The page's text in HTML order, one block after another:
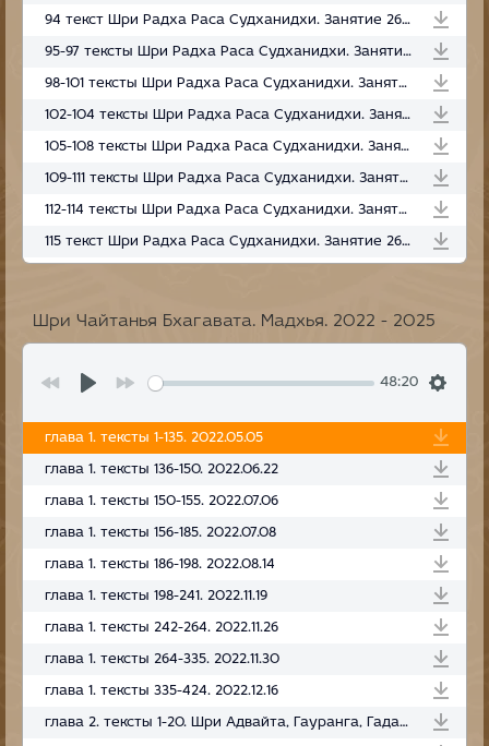
94 текст Шри Радха Раса Судханидхи. Занятие 261. Радха кунда. 13.03.2025
95-97 тексты Шри Радха Раса Судханидхи. Занятие 262. Радха кунда. 17.03.2025
98-101 тексты Шри Радха Раса Судханидхи. Занятие 263. Радха кунда. 22.03.2025
102-104 тексты Шри Радха Раса Судханидхи. Занятие 264. Радха кунда. 31.03.2025
105-108 тексты Шри Радха Раса Судханидхи. Занятие 265. 03.04.2025
109-111 тексты Шри Радха Раса Судханидхи. Занятие 266. 10.24.2025
112-114 тексты Шри Радха Раса Судханидхи. Занятие 267, 2025.11.20
115 текст Шри Радха Раса Судханидхи. Занятие 268, 2026.02.13 (Радхакунда)
Шри Чайтанья Бхагавата. Мадхья. 2022 - 2025
48:20
глава 1. тексты 1-135. 2022.05.05
глава 1. тексты 136-150. 2022.06.22
глава 1. тексты 150-155. 2022.07.06
глава 1. тексты 156-185. 2022.07.08
глава 1. тексты 186-198. 2022.08.14
глава 1. тексты 198-241. 2022.11.19
глава 1. тексты 242-264. 2022.11.26
глава 1. тексты 264-335. 2022.11.30
глава 1. тексты 335-424. 2022.12.16
глава 2. тексты 1-20. Шри Адвайта, Гауранга, Гададхара 2023.03.30